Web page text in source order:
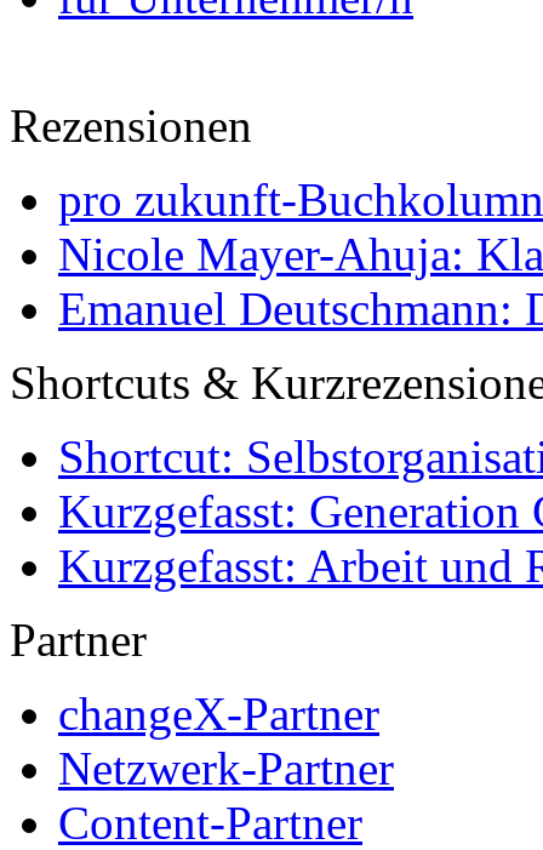
Rezensionen
pro zukunft-
Nicole Mayer-Ahuja:
Emanuel Deutschmann:
Shortcuts &
Shortcut:
Kurzgefasst: Generation
Kurzgefasst: Arbeit und
Partner
changeX-Partner
Netzwerk-Partner
Content-Partner